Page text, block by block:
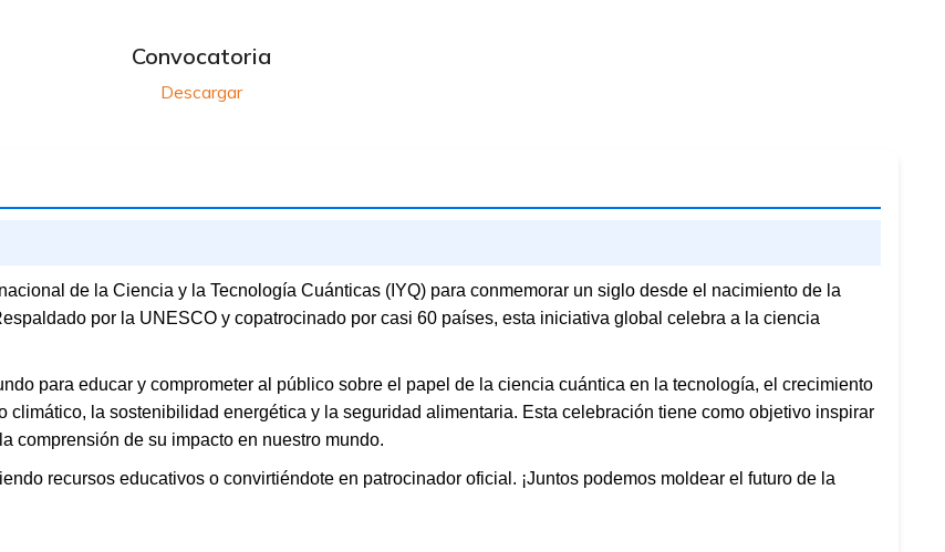
Convocatoria
Descargar
de la Ciencia y la Tecnología Cuánticas (IYQ) para conmemorar un siglo desde el nacimiento de la
por la UNESCO y copatrocinado por casi 60 países, esta iniciativa global celebra a la ciencia
para educar y comprometer al público sobre el papel de la ciencia cuántica en la tecnología, el crecimiento
la sostenibilidad energética y la seguridad alimentaria. Esta celebración tiene como objetivo inspirar
comprensión de su impacto en nuestro mundo.
recursos educativos o convirtiéndote en patrocinador oficial. ¡Juntos podemos moldear el futuro de la